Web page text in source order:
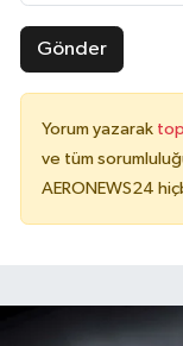
Gönder
Yorum yazarak
ve tüm
AERONEWS24